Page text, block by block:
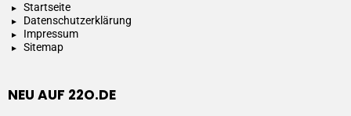
Startseite
Datenschutzerklärung
Impressum
Sitemap
NEU AUF 22O.DE